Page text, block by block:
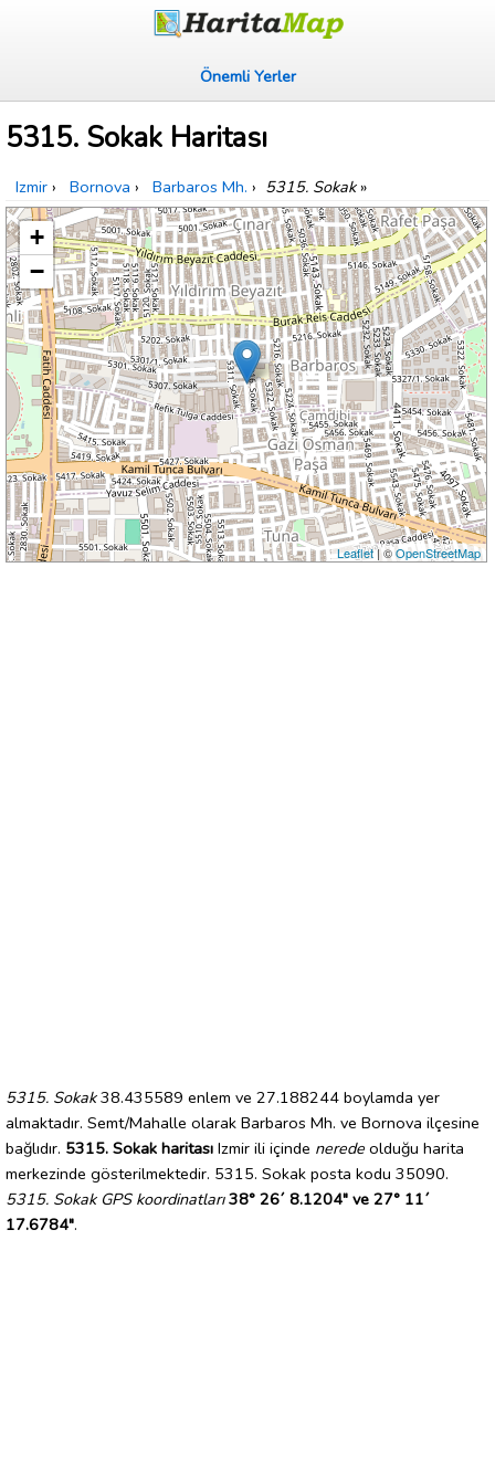
Önemli Yerler
5315. Sokak Haritası
Izmir › Bornova › Barbaros Mh. › 5315. Sokak»
+
−
Leaflet| ©OpenStreetMap
5315. Sokak38.435589 enlem ve 27.188244 boylamda yer
almaktadır. Semt/Mahalle olarak Barbaros Mh. ve Bornova ilçesine
bağlıdır. 5315. Sokak haritası Izmir ili içinde nerede olduğu harita
merkezinde gösterilmektedir. 5315. Sokak posta kodu 35090.
5315. Sokak GPS koordinatları 38° 26´ 8.1204" ve 27° 11´
17.6784".